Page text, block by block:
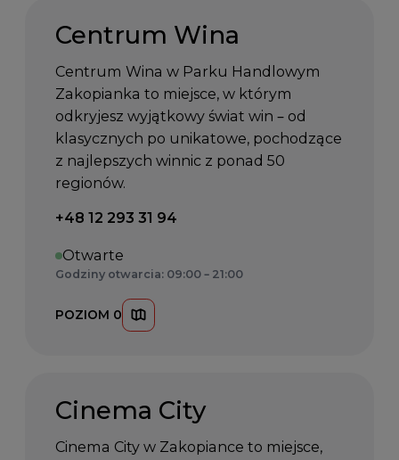
Centrum Wina
Centrum Wina w Parku Handlowym
Zakopianka to miejsce, w którym
odkryjesz wyjątkowy świat win – od
klasycznych po unikatowe, pochodzące
z najlepszych winnic z ponad 50
regionów.
Telefon kontaktowy:
+48 12 293 31 94
Otwarte
Godziny otwarcia: 09:00 – 21:00
POZIOM 0
Cinema City
Cinema City w Zakopiance to miejsce,